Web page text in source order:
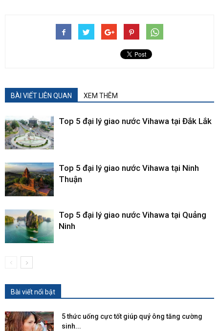
BÀI VIẾT LIÊN QUAN XEM THÊM
Top 5 đại lý giao nước Vihawa tại Đắk Lắk
Top 5 đại lý giao nước Vihawa tại Ninh
Thuận
Top 5 đại lý giao nước Vihawa tại Quảng
Ninh
Bài viết nổi bật
5 thức uống cực tốt giúp quý ông tăng cường
sinh...